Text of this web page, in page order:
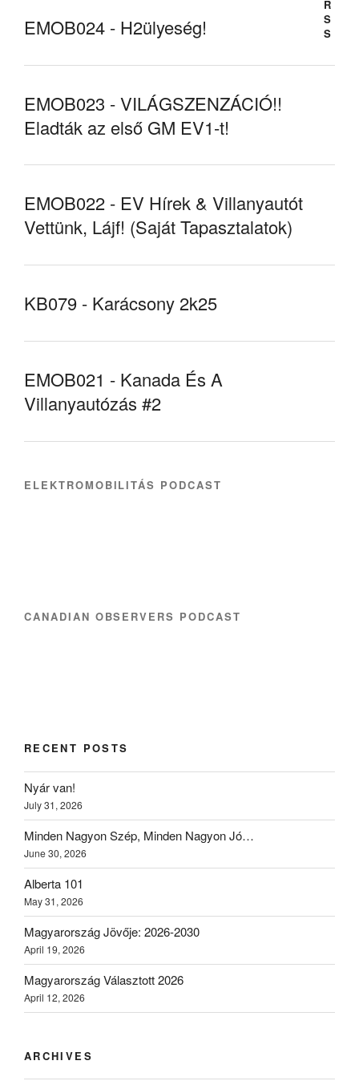
EMOB024 - H2ülyeség!
EMOB023 - VILÁGSZENZÁCIÓ!!
Eladták az első GM EV1-t!
EMOB022 - EV Hírek & Villanyautót
Vettünk, Lájf! (Saját Tapasztalatok)
KB079 - Karácsony 2k25
EMOB021 - Kanada És A
Villanyautózás #2
ELEKTROMOBILITÁS PODCAST
CANADIAN OBSERVERS PODCAST
RECENT POSTS
Nyár van!
July 31, 2026
Minden Nagyon Szép, Minden Nagyon Jó…
June 30, 2026
Alberta 101
May 31, 2026
Magyarország Jövője: 2026-2030
April 19, 2026
Magyarország Választott 2026
April 12, 2026
ARCHIVES